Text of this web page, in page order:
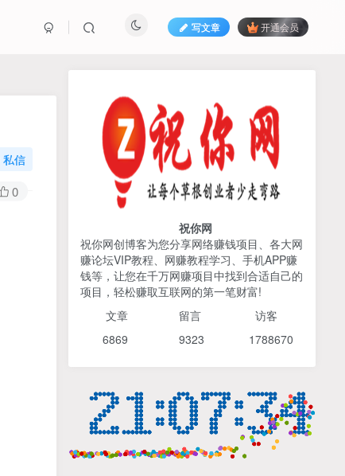
写文章 开通会员
私信
0 425人已阅读
2026姜胡说流量&商业设计，把流量转化
为留量，设计自己的商业模...
TOP1
AI编程出海实战课：10分钟
速建AI网站+支付登陆对接，
掌握出海全流程
6个月前 425人已阅读
TOP2
货，以混剪为主，不需要真
小红书笔记带货课，流量电
商新机会，抓住小红书的流
量红利(更新26年2月)
5个月前 419人已阅读
TOP4
AI商业编程智能体开发课：
TOP5
祝你网
祝你网创博客为您分享网络赚钱项目、各大网
赚论坛VIP教程、网赚教程学习、手机APP赚
钱等，让您在千万网赚项目中找到合适自己的
项目，轻松赚取互联网的第一笔财富!
文章 留言 访客
6869 9323 1788670